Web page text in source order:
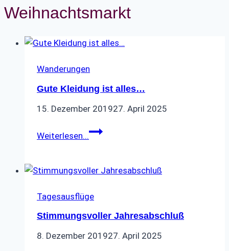
Weihnachtsmarkt
Wanderungen
Gute Kleidung ist alles…
15. Dezember 201927. April 2025
Weiterlesen...Gute
alles…
Tagesausflüge
Stimmungsvoller Jahresabschluß
8. Dezember 201927. April 2025